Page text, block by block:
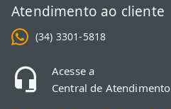
Atendimento ao cliente
(34) 3301-5818
Acesse a
Central de Atendimento